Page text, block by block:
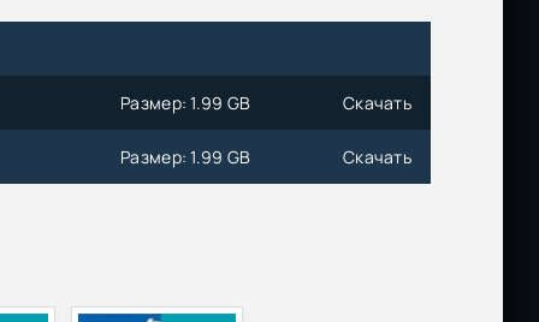
Размер: 1.99 GB Скачать
Размер: 1.99 GB Скачать